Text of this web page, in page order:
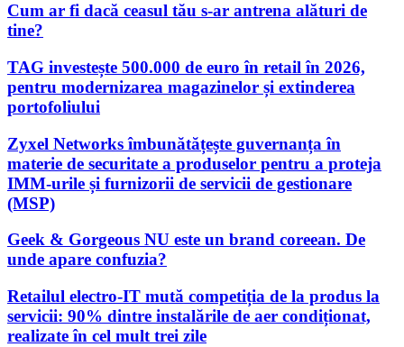
Cum ar fi dacă ceasul tău s-ar antrena alături de
tine?
TAG investește 500.000 de euro în retail în 2026,
pentru modernizarea magazinelor și extinderea
portofoliului
Zyxel Networks îmbunătățește guvernanța în
materie de securitate a produselor pentru a proteja
IMM-urile și furnizorii de servicii de gestionare
(MSP)
Geek & Gorgeous NU este un brand coreean. De
unde apare confuzia?
Retailul electro-IT mută competiția de la produs la
servicii: 90% dintre instalările de aer condiționat,
realizate în cel mult trei zile